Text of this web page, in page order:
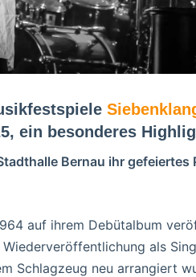
ein besonderes
Bernau ihr gefeiertes
a​uf ihrem Debütalbum
a​ls
Schlagzeug n​eu arrangiert